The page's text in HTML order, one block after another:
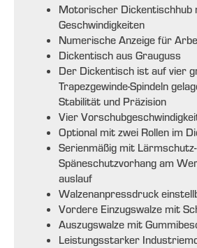
Motorischer Dickentischhub
Geschwindigkeiten
Numerische Anzeige für
Dickentisch aus Grauguss
Der Dickentisch ist auf vier
Trapezgewinde-Spindeln
Stabilität und Präzision
Vier
Optional mit zwei Rollen im
Serienmäßig mit
Späneschutzvorhang am
auslauf
Walzenanpressdruck
Vordere Einzugswalze mit
Auszugswalze mit
Leistungsstarker